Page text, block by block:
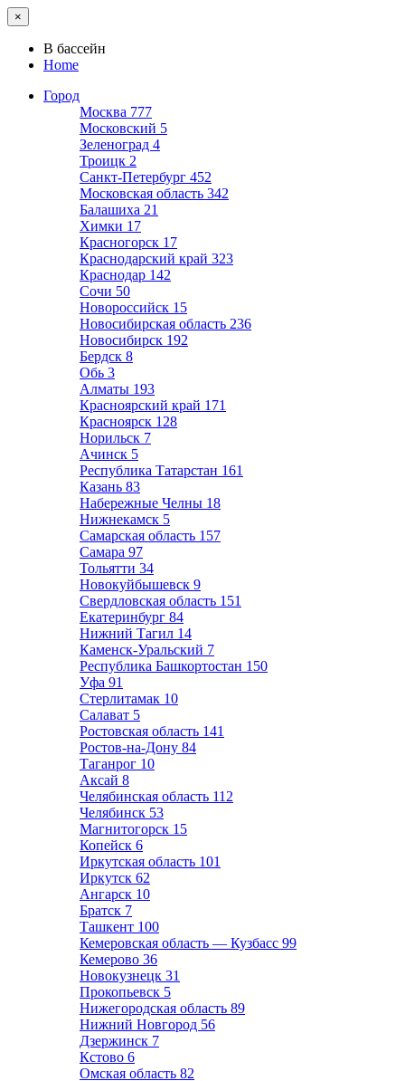
×
В бассейн
Home
Город
Москва 777
Московский 5
Зеленоград 4
Троицк 2
Санкт-Петербург 452
Московская область 342
Балашиха 21
Химки 17
Красногорск 17
Краснодарский край 323
Краснодар 142
Сочи 50
Новороссийск 15
Новосибирская область 236
Новосибирск 192
Бердск 8
Обь 3
Алматы 193
Красноярский край 171
Красноярск 128
Норильск 7
Ачинск 5
Республика Татарстан 161
Казань 83
Набережные Челны 18
Нижнекамск 5
Самарская область 157
Самара 97
Тольятти 34
Новокуйбышевск 9
Свердловская область 151
Екатеринбург 84
Нижний Тагил 14
Каменск-Уральский 7
Республика Башкортостан 150
Уфа 91
Стерлитамак 10
Салават 5
Ростовская область 141
Ростов-на-Дону 84
Таганрог 10
Аксай 8
Челябинская область 112
Челябинск 53
Магнитогорск 15
Копейск 6
Иркутская область 101
Иркутск 62
Ангарск 10
Братск 7
Ташкент 100
Кемеровская область — Кузбасс 99
Кемерово 36
Новокузнецк 31
Прокопьевск 5
Нижегородская область 89
Нижний Новгород 56
Дзержинск 7
Кстово 6
Омская область 82